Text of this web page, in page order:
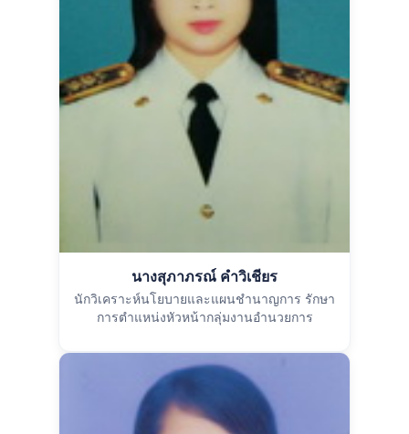
นางสุภาภรณ์ คำวิเชียร
นักวิเคราะห์นโยบายและแผนชำนาญการ รักษา
การตำแหน่งหัวหน้ากลุ่มงานอำนวยการ